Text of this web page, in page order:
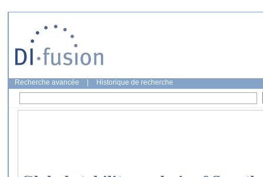
Recherche avancée Historique de recherche